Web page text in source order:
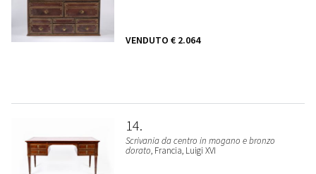
VENDUTO € 2.064
14
Scrivania da centro in mogano e bronzo
dorato, Francia, Luigi XVI